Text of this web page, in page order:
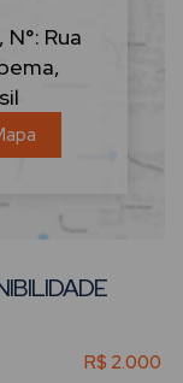
, N°: Rua
,
R$ 2.000